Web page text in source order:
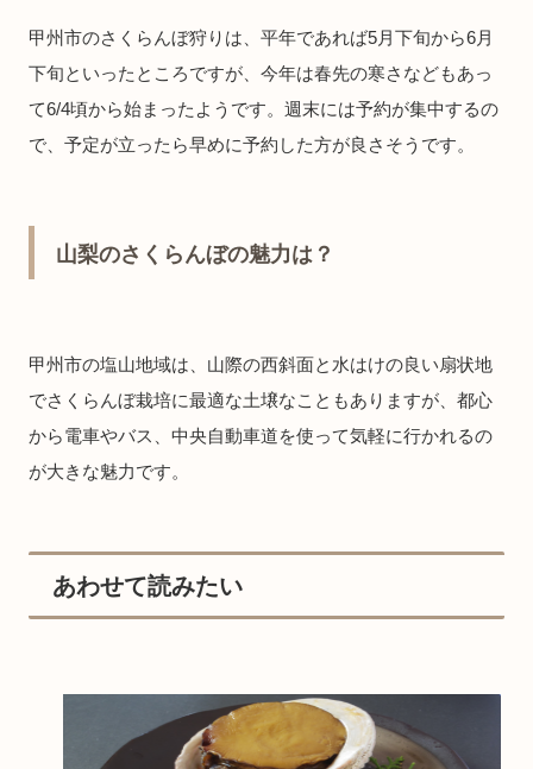
甲州市のさくらんぼ狩りは、平年であれば5月下旬から6月
下旬といったところですが、今年は春先の寒さなどもあっ
て6/4頃から始まったようです。週末には予約が集中するの
で、予定が立ったら早めに予約した方が良さそうです。
山梨のさくらんぼの魅力は？
甲州市の塩山地域は、山際の西斜面と水はけの良い扇状地
でさくらんぼ栽培に最適な土壌なこともありますが、都心
から電車やバス、中央自動車道を使って気軽に行かれるの
が大きな魅力です。
あわせて読みたい